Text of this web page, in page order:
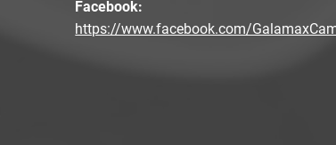
Facebook:
https://www.facebook.com/